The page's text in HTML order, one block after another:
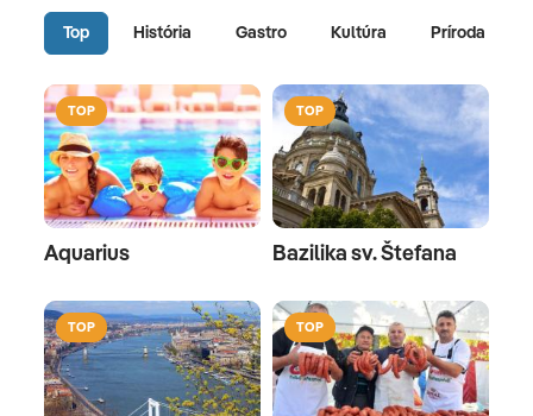
Top História Gastro Kultúra Príroda
TOP
Aquarius
TOP
Bazilika sv. Štefana
TOP TOP